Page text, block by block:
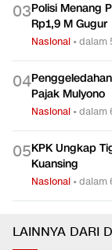
03Polisi Menang
Rp1,9 M Gugur
Nasional •dalam
04
Pajak Mulyono
Nasional •dalam
05KPK Ungkap
Kuansing
Nasional •dalam
LAINNYA DARI